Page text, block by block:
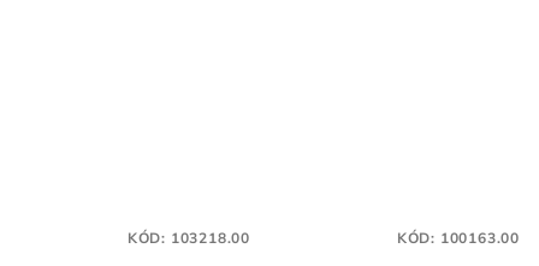
KÓD: 103218.00 KÓD: 100163.00